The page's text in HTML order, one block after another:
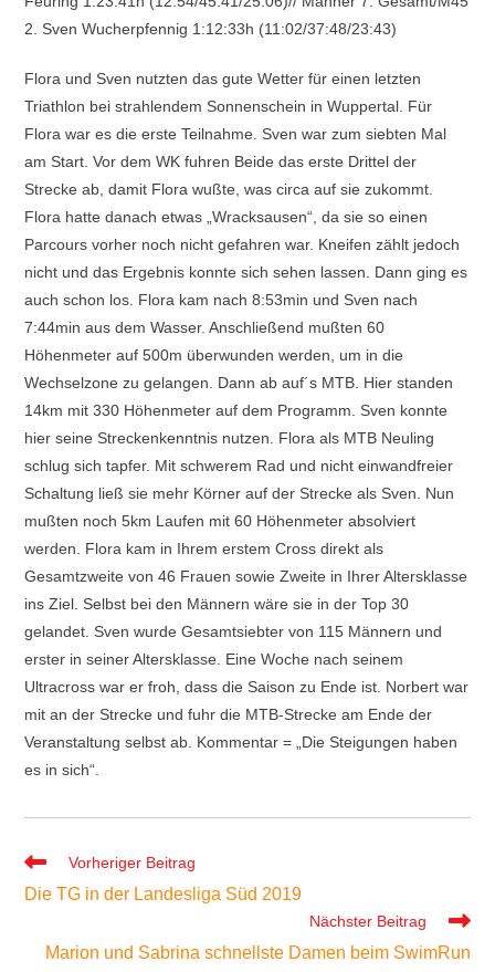
2. Sven Wucherpfennig 1:12:33h (11:02/37:48/23:43)
Flora und Sven nutzten das gute Wetter für einen letzten
Triathlon bei strahlendem Sonnenschein in Wuppertal. Für
Flora war es die erste Teilnahme. Sven war zum siebten Mal
am Start. Vor dem WK fuhren Beide das erste Drittel der
Strecke ab, damit Flora wußte, was circa auf sie zukommt.
Flora hatte danach etwas „Wracksausen“, da sie so einen
Parcours vorher noch nicht gefahren war. Kneifen zählt jedoch
nicht und das Ergebnis konnte sich sehen lassen. Dann ging es
auch schon los. Flora kam nach 8:53min und Sven nach
7:44min aus dem Wasser. Anschließend mußten 60
Höhenmeter auf 500m überwunden werden, um in die
Wechselzone zu gelangen. Dann ab auf´s MTB. Hier standen
14km mit 330 Höhenmeter auf dem Programm. Sven konnte
hier seine Streckenkenntnis nutzen. Flora als MTB Neuling
schlug sich tapfer. Mit schwerem Rad und nicht einwandfreier
Schaltung ließ sie mehr Körner auf der Strecke als Sven. Nun
mußten noch 5km Laufen mit 60 Höhenmeter absolviert
werden. Flora kam in Ihrem erstem Cross direkt als
Gesamtzweite von 46 Frauen sowie Zweite in Ihrer Altersklasse
ins Ziel. Selbst bei den Männern wäre sie in der Top 30
gelandet. Sven wurde Gesamtsiebter von 115 Männern und
erster in seiner Altersklasse. Eine Woche nach seinem
Ultracross war er froh, dass die Saison zu Ende ist. Norbert war
mit an der Strecke und fuhr die MTB-Strecke am Ende der
Veranstaltung selbst ab. Kommentar = „Die Steigungen haben
es in sich“.
Weitere
ansehen
Vorheriger Beitrag
Die TG in der Landesliga Süd 2019
Nächster Beitrag
Marion und Sabrina schnellste Damen beim SwimRun